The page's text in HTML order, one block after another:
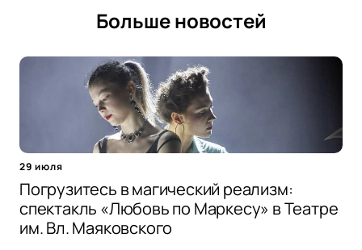
Больше новостей
29 июля
Погрузитесь в магический реализм:
спектакль «Любовь по Маркесу» в Театре
им. Вл. Маяковского